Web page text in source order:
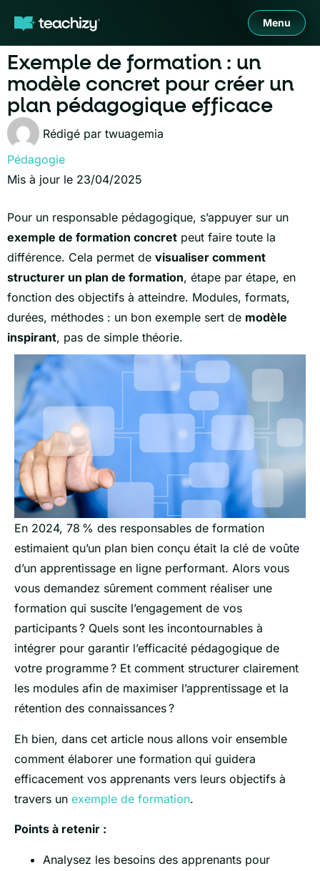
Menu
Exemple de formation : un
modèle concret pour créer un
plan pédagogique efficace
Rédigé par twuagemia
Pédagogie
Mis à jour le 23/04/2025
Pour un responsable pédagogique, s’appuyer sur un
exemple de formation concret peut faire toute la
différence. Cela permet de visualiser comment
structurer un plan de formation, étape par étape, en
fonction des objectifs à atteindre. Modules, formats,
durées, méthodes : un bon exemple sert de modèle
inspirant, pas de simple théorie.
En 2024, 78 % des responsables de formation
estimaient qu’un plan bien conçu était la clé de voûte
d’un apprentissage en ligne performant. Alors vous
vous demandez sûrement comment réaliser une
formation qui suscite l’engagement de vos
participants ? Quels sont les incontournables à
intégrer pour garantir l’efficacité pédagogique de
votre programme ? Et comment structurer clairement
les modules afin de maximiser l’apprentissage et la
rétention des connaissances ?
Eh bien, dans cet article nous allons voir ensemble
comment élaborer une formation qui guidera
efficacement vos apprenants vers leurs objectifs à
travers un exemple de formation.
Points à retenir :
Analysez les besoins des apprenants pour